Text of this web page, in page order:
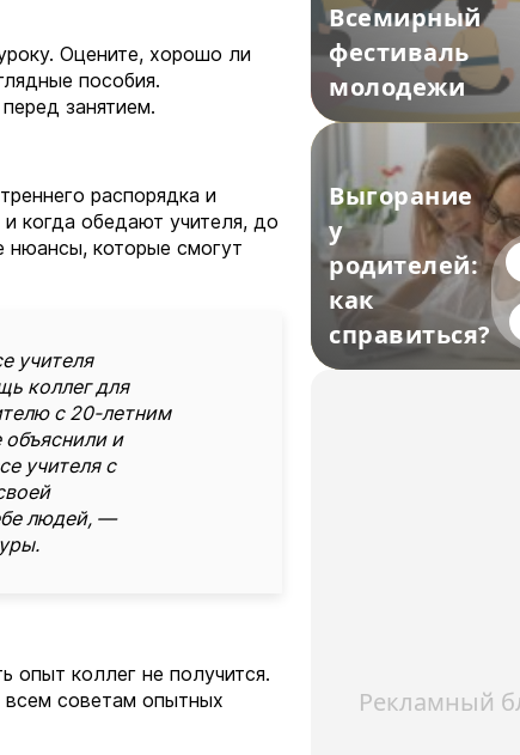
Оцените, хорошо ли
пособия.
занятием.
распорядка и
когда обедают учителя, до
нюансы, которые смогут
учителя
коллег для
с 20-летним
и
учителя с
людей, —
опыт коллег не получится.
всем советам опытных
Всемирный
фестиваль
молодежи
Выгорание
у
родителей:
как
справиться?
Рекламный